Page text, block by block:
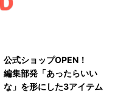
公式ショップOPEN！
編集部発「あったらいい
な」を形にした3アイテム